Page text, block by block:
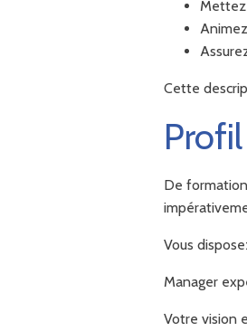
Mettez
Cette
Profil
De
Vous
Manager
Votre vision